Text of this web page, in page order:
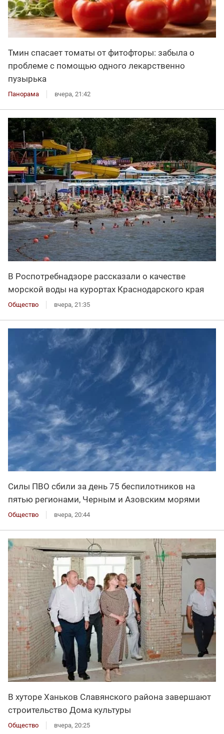
Тмин спасает томаты от фитофторы: забыла о
проблеме с помощью одного лекарственно
пузырька
Панорама вчера, 21:42
В Роспотребнадзоре рассказали о качестве
морской воды на курортах Краснодарского края
Общество вчера, 21:35
Силы ПВО сбили за день 75 беспилотников на
пятью регионами, Черным и Азовским морями
Общество вчера, 20:44
В хуторе Ханьков Славянского района завершают
строительство Дома культуры
Общество вчера, 20:25